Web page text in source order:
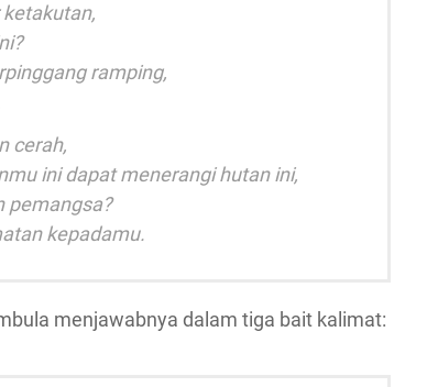
ramping,
cerah,
ini dapat menerangi hutan ini,
pemangsa?
kepadamu.
menjawabnya dalam tiga bait kalimat: